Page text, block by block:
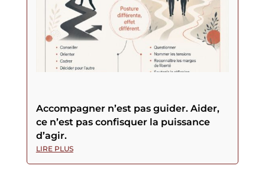
Accompagner n’est pas guider. Aider,
ce n’est pas confisquer la puissance
d’agir.
LIRE PLUS